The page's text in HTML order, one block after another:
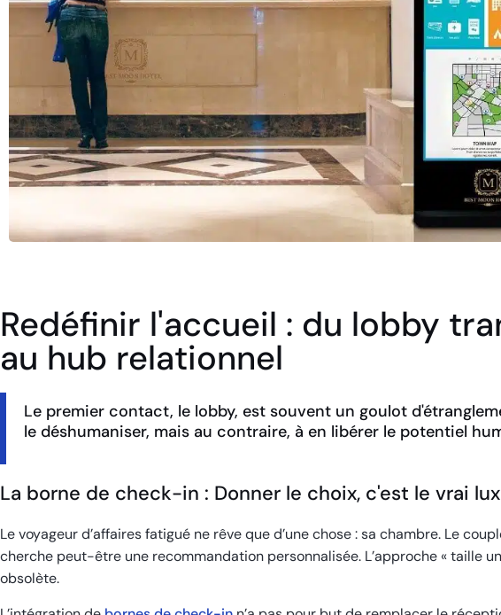
Redéfinir l'accueil : du lobby
au hub relationnel
Le premier contact, le lobby, est souvent un goulot
le déshumaniser, mais au contraire, à en libérer le potentiel
La borne de check-in : Donner le choix, c'est le vrai
Le voyageur d’affaires fatigué ne rêve que d’une chose : sa chambre. Le
cherche peut-être une recommandation personnalisée. L’approche « taille
obsolète.